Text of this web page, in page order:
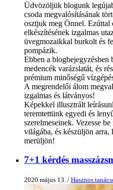
Üdvözöljük blogunk
csoda megvalósításának
osztjuk meg Önnel. Ezúttal
elkészítésének izgalmas
üvegmozaikkal burkolt és
pompázik.
Ebben a
medencék varázslatát, és
prémium minőségű
A megrendelői álom
izgalmas és látványos!
Képekkel illusztrált
teremtettünk egyedi és
szerelmeseinek. Vezesse
világába, és készüljön arra,
merüljön!
7+1 kérdés
2020 május 13. / Hasznos